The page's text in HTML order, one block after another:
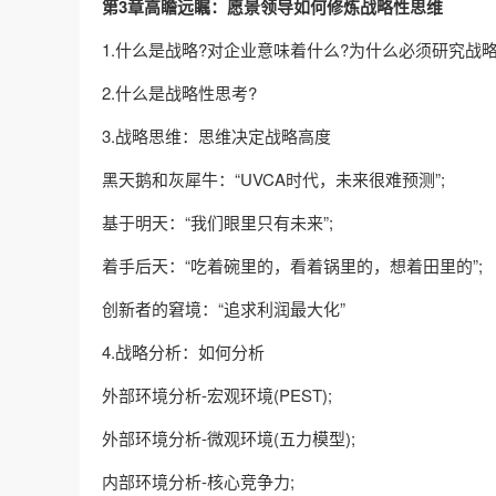
第3章高瞻远瞩：愿景领导如何修炼战略性思维
1.什么是战略?对企业意味着什么?为什么必须研究战
2.什么是战略性思考?
3.战略思维：思维决定战略高度
黑天鹅和灰犀牛：“UVCA时代，未来很难预测”;
基于明天：“我们眼里只有未来”;
着手后天：“吃着碗里的，看着锅里的，想着田里的”;
创新者的窘境：“追求利润最大化”
4.战略分析：如何分析
外部环境分析-宏观环境(PEST);
外部环境分析-微观环境(五力模型);
内部环境分析-核心竞争力;